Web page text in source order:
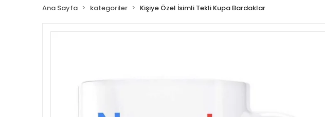
Ana Sayfa kategoriler Kişiye Özel İsimli Tekli Kupa Bardaklar